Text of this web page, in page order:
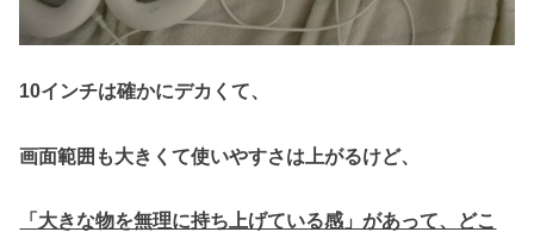
10インチは確かにデカくて、
画面範囲も大きくて使いやすさは上がるけど、
「大きな物を無理に持ち上げている感」があって、どこ